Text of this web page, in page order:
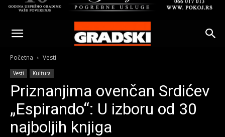
Gradski
Online
Kikinda
Početna Vesti
Vesti Kultura
Priznanjima ovenčan Srdićev
„Espirando“: U izboru od 30
najboljih knjiga